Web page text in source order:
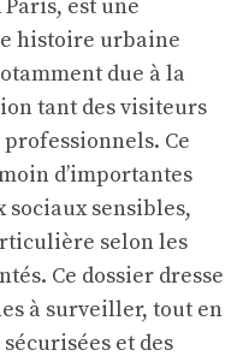
est une
histoire urbaine
due à la
tant des visiteurs
Ce
d’importantes
sociaux sensibles,
selon les
Ce dossier dresse
à surveiller, tout en
et des